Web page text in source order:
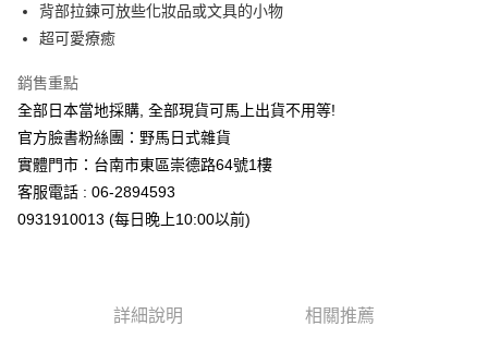
國泰世華商業銀行
兆豐國際商業銀行
臺灣中小企業銀行
聯邦商業銀行
元大商業銀行
永豐商業銀行
玉山商業銀行
台新國際商業銀行
台灣樂天信用卡公司
Apple Pay
悠遊付
Google Pay
ATM付款
每筆NT$65，滿NT$999(含以上)免運費
背部拉鍊可放些化妝品或文具的小物
超可愛療癒
銷售重點
全部日本當地採購, 全部現貨可馬上出貨不用等!
官方臉書粉絲團：野馬日式雜貨
實體門市：台南市東區崇德路64號1樓
客服電話 : 06-2894593
0931910013 (每日晚上10:00以前)
詳細說明 相關推薦